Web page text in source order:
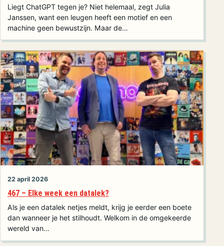
Liegt ChatGPT tegen je? Niet helemaal, zegt Julia
Janssen, want een leugen heeft een motief en een
machine geen bewustzijn. Maar de…
22 april 2026
467 – Elke week een datalek?
Als je een datalek netjes meldt, krijg je eerder een boete
dan wanneer je het stilhoudt. Welkom in de omgekeerde
wereld van…